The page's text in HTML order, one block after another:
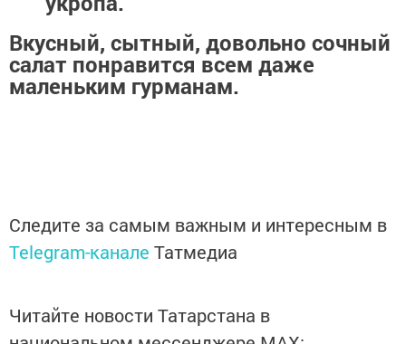
Вкусный, сытный, довольно сочный
салат понравится всем даже
маленьким гурманам.
Следите за самым важным и интересным в
Telegram-канале Татмедиа
Читайте новости Татарстана в